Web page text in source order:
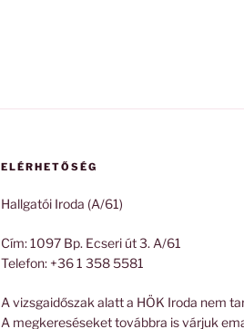
ELÉRHETŐSÉG
Hallgatói Iroda (A/61)
Cím: 1097 Bp. Ecseri út 3. A/61
Telefon: +36 1 358 5581
A vizsgaidőszak alatt a HÖK Iroda nem
A megkereséseket továbbra is várjuk